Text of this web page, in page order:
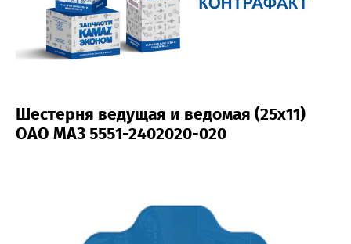
Шестерня ведущая и ведомая (25х11)
ОАО МАЗ 5551-2402020-020